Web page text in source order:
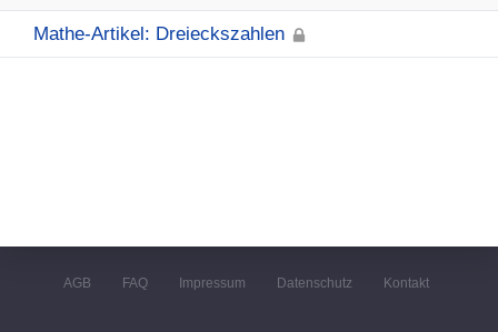
Mathe-Artikel: Dreieckszahlen
AGB FAQ Impressum Datenschutz Kontakt